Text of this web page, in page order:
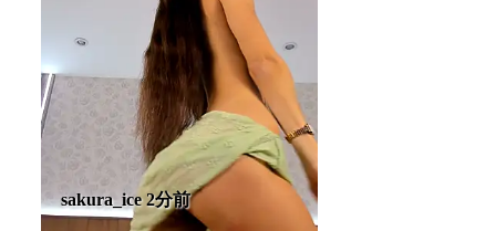
sakura_ice 2分前